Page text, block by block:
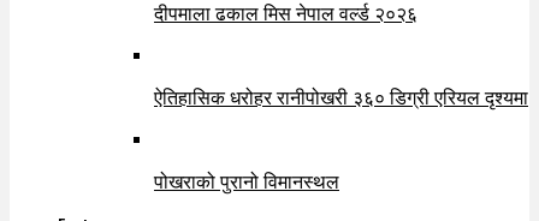
दीपमाला ढकाल मिस नेपाल वर्ल्ड २०२६
ऐतिहासिक धरोहर रानीपोखरी ३६० डिग्री एरियल दृश्यमा
पोखराको पुरानो विमानस्थल